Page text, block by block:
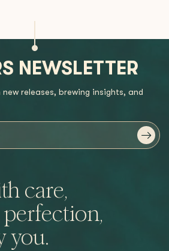
care,
you.
NEWSLETTER
releases, brewing insights, and